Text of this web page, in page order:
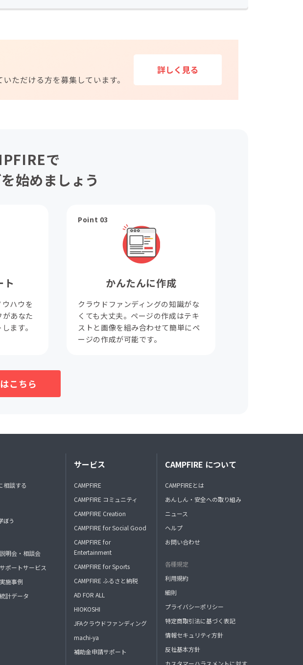
で
始めましょう
ト
ハウを
があなた
ます。
Point 03
かんたんに作成
クラウドファンディングの知識がな
くても大丈夫。ページの作成はテキ
ストと画像を組み合わせて簡単にペ
ージの作成が可能です。
こちら
相談する
ぼう
説明会・相談会
サポートサービス
実施事例
統計データ
サービス
CAMPFIRE
CAMPFIRE コミュニティ
CAMPFIRE Creation
CAMPFIRE for Social Good
CAMPFIRE for
Entertainment
CAMPFIRE for Sports
CAMPFIRE ふるさと納税
AD FOR ALL
HIOKOSHI
JFAクラウドファンディング
machi-ya
補助金申請サポート
CAMPFIRE について
CAMPFIREとは
あんしん・安全への取り組み
ニュース
ヘルプ
お問い合わせ
各種規定
利用規約
細則
プライバシーポリシー
特定商取引法に基づく表記
情報セキュリティ方針
反社基本方針